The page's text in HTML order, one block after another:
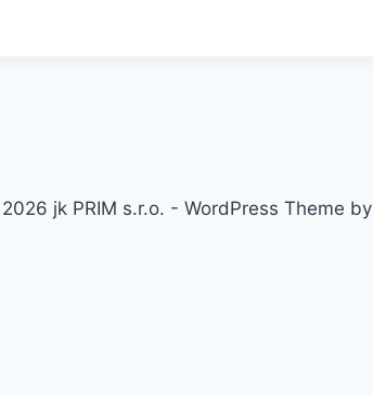
jk PRIM s.r.o. - WordPress Theme by